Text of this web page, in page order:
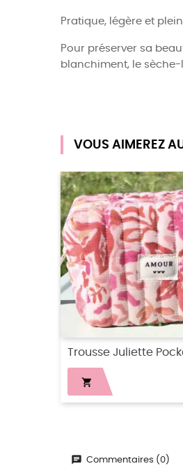
Pratique, légère et
Pour préserver sa
blanchiment, le
VOUS AIMEREZ
Trousse Juliette

Commentaires (0)